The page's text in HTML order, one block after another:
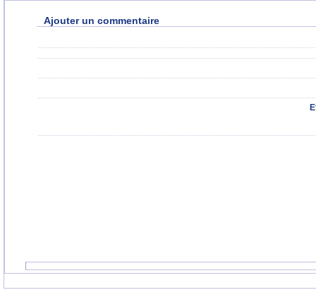
Ajouter un commentaire